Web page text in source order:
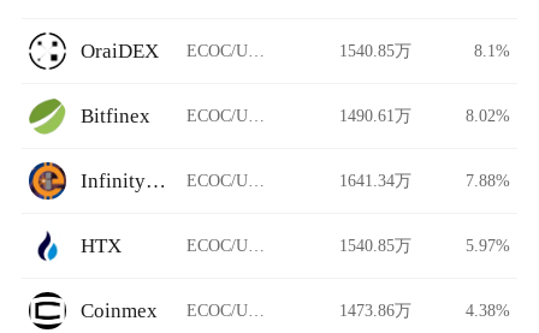
OraiDEX ECOC/USDT 1540.85万 8.1%
Bitfinex ECOC/USDT 1490.61万 8.02%
InfinityCoin Exchange ECOC/USDT 1641.34万 7.88%
HTX ECOC/USDT 1540.85万 5.97%
Coinmex ECOC/USDT 1473.86万 4.38%